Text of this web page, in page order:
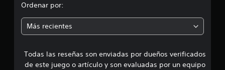
e
s
Ordenar por:
Más recientes
Todas las reseñas son enviadas por dueños verificados
de este juego o artículo y son evaluadas por un equipo